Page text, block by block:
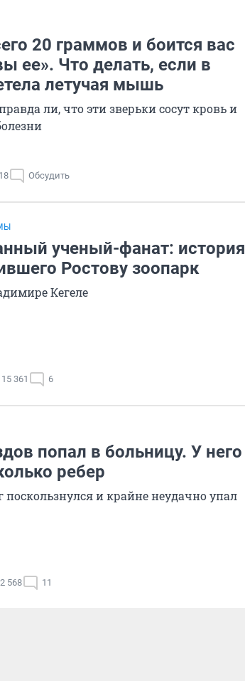
20 граммов и боится вас
ее». Что делать, если в
летучая мышь
ли, что эти зверьки сосут кровь и
Обсудить
ученый-фанат: история
Ростову зоопарк
Кегеле
15 361 6
попал в больницу. У него
ребер
и крайне неудачно упал
2 568 11